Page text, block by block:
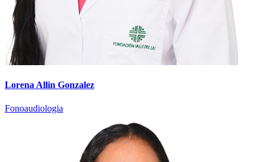
Lorena Allin Gonzalez
Fonoaudiologia